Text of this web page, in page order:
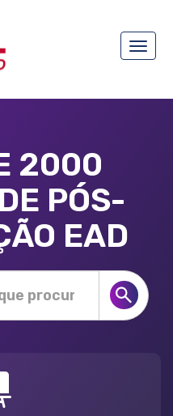
Toggle
2000
PÓS-
EAD